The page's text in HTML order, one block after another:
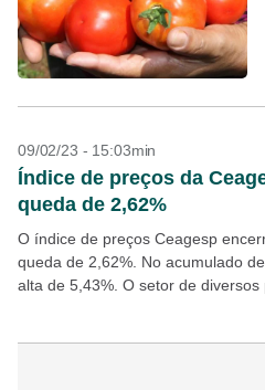
09/02/23 - 15:03min
Índice de preços da
queda de 2,62%
O índice de preços Ceagesp
queda de 2,62%. No acumulado
alta de 5,43%. O setor de